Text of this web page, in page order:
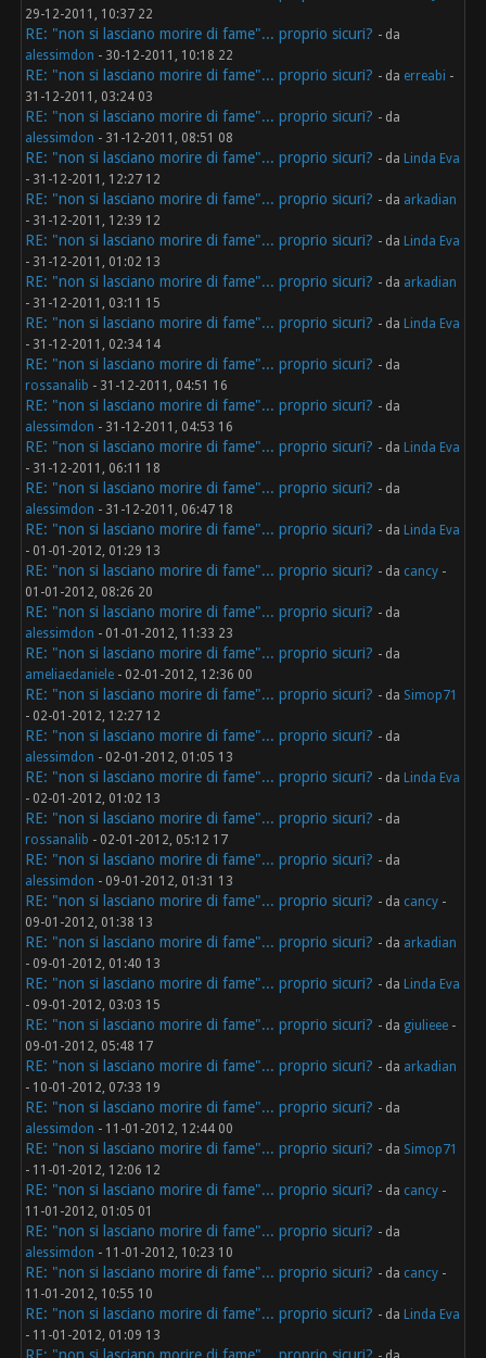
29-12-2011, 10:37 22
RE: "non si lasciano morire di fame"... proprio sicuri? - da
alessimdon - 30-12-2011, 10:18 22
RE: "non si lasciano morire di fame"... proprio sicuri? - da erreabi -
31-12-2011, 03:24 03
RE: "non si lasciano morire di fame"... proprio sicuri? - da
alessimdon - 31-12-2011, 08:51 08
RE: "non si lasciano morire di fame"... proprio sicuri? - da Linda Eva
- 31-12-2011, 12:27 12
RE: "non si lasciano morire di fame"... proprio sicuri? - da arkadian
- 31-12-2011, 12:39 12
RE: "non si lasciano morire di fame"... proprio sicuri? - da Linda Eva
- 31-12-2011, 01:02 13
RE: "non si lasciano morire di fame"... proprio sicuri? - da arkadian
- 31-12-2011, 03:11 15
RE: "non si lasciano morire di fame"... proprio sicuri? - da Linda Eva
- 31-12-2011, 02:34 14
RE: "non si lasciano morire di fame"... proprio sicuri? - da
rossanalib - 31-12-2011, 04:51 16
RE: "non si lasciano morire di fame"... proprio sicuri? - da
alessimdon - 31-12-2011, 04:53 16
RE: "non si lasciano morire di fame"... proprio sicuri? - da Linda Eva
- 31-12-2011, 06:11 18
RE: "non si lasciano morire di fame"... proprio sicuri? - da
alessimdon - 31-12-2011, 06:47 18
RE: "non si lasciano morire di fame"... proprio sicuri? - da Linda Eva
- 01-01-2012, 01:29 13
RE: "non si lasciano morire di fame"... proprio sicuri? - da cancy -
01-01-2012, 08:26 20
RE: "non si lasciano morire di fame"... proprio sicuri? - da
alessimdon - 01-01-2012, 11:33 23
RE: "non si lasciano morire di fame"... proprio sicuri? - da
ameliaedaniele - 02-01-2012, 12:36 00
RE: "non si lasciano morire di fame"... proprio sicuri? - da Simop71
- 02-01-2012, 12:27 12
RE: "non si lasciano morire di fame"... proprio sicuri? - da
alessimdon - 02-01-2012, 01:05 13
RE: "non si lasciano morire di fame"... proprio sicuri? - da Linda Eva
- 02-01-2012, 01:02 13
RE: "non si lasciano morire di fame"... proprio sicuri? - da
rossanalib - 02-01-2012, 05:12 17
RE: "non si lasciano morire di fame"... proprio sicuri? - da
alessimdon - 09-01-2012, 01:31 13
RE: "non si lasciano morire di fame"... proprio sicuri? - da cancy -
09-01-2012, 01:38 13
RE: "non si lasciano morire di fame"... proprio sicuri? - da arkadian
- 09-01-2012, 01:40 13
RE: "non si lasciano morire di fame"... proprio sicuri? - da Linda Eva
- 09-01-2012, 03:03 15
RE: "non si lasciano morire di fame"... proprio sicuri? - da giulieee -
09-01-2012, 05:48 17
RE: "non si lasciano morire di fame"... proprio sicuri? - da arkadian
- 10-01-2012, 07:33 19
RE: "non si lasciano morire di fame"... proprio sicuri? - da
alessimdon - 11-01-2012, 12:44 00
RE: "non si lasciano morire di fame"... proprio sicuri? - da Simop71
- 11-01-2012, 12:06 12
RE: "non si lasciano morire di fame"... proprio sicuri? - da cancy -
11-01-2012, 01:05 01
RE: "non si lasciano morire di fame"... proprio sicuri? - da
alessimdon - 11-01-2012, 10:23 10
RE: "non si lasciano morire di fame"... proprio sicuri? - da cancy -
11-01-2012, 10:55 10
RE: "non si lasciano morire di fame"... proprio sicuri? - da Linda Eva
- 11-01-2012, 01:09 13